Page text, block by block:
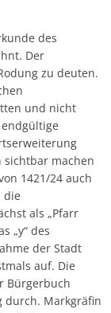
des
Der
zu deuten.
und nicht
sichtbar machen
1421/24 auch
die
als „Pfarr
„y“ des
der Stadt
auf. Die
Bürgerbuch
durch. Markgräfin